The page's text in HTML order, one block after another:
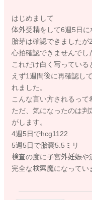
はじめまして
体外受精をして6週5日に
胎芽は確認できましたが
心拍確認できませんでし
これだけ白く写ってい
えず1週間後に再確認し
れました。
こんな言い方されるって
ただ、気になったのは
がします。
4週5日でhcg1122
5週5日で胎嚢5.5ミリ
検査の度に子宮外妊娠
完全な検索魔になってい